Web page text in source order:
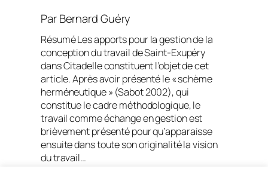
ParBernard Guéry
Résumé Les apports pour la gestion de la
conception du travail de Saint-Exupéry
dans Citadelle constituent l’objet de cet
article. Après avoir présenté le « schème
herméneutique » (Sabot 2002), qui
constitue le cadre méthodologique, le
travail comme échange en gestion est
brièvement présenté pour qu’apparaisse
ensuite dans toute son originalité la vision
du travail…